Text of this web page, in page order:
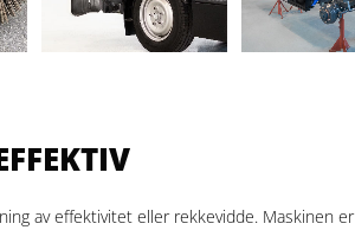
av effektivitet eller rekkevidde. Maskinen er